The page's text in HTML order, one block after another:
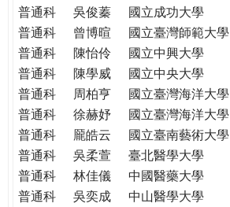
e
普通科
吳俊蓁 國立成功大學
普通科
曾博暄 國立臺灣師範大學
普通科
陳怡伶 國立中興大學
普通科
陳學威 國立中央大學
普通科
周柏亨 國立臺灣海洋大學
普通科
徐赫妤 國立臺灣海洋大學
普通科
龎皓云 國立臺南藝術大學
普通科
吳柔萱 臺北醫學大學
普通科
林佳儀 中國醫藥大學
普通科
吳奕成 中山醫學大學